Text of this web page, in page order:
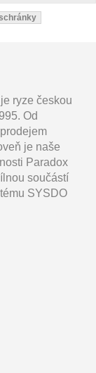
ryze českou
Od
je naše
Paradox
součástí
SYSDO